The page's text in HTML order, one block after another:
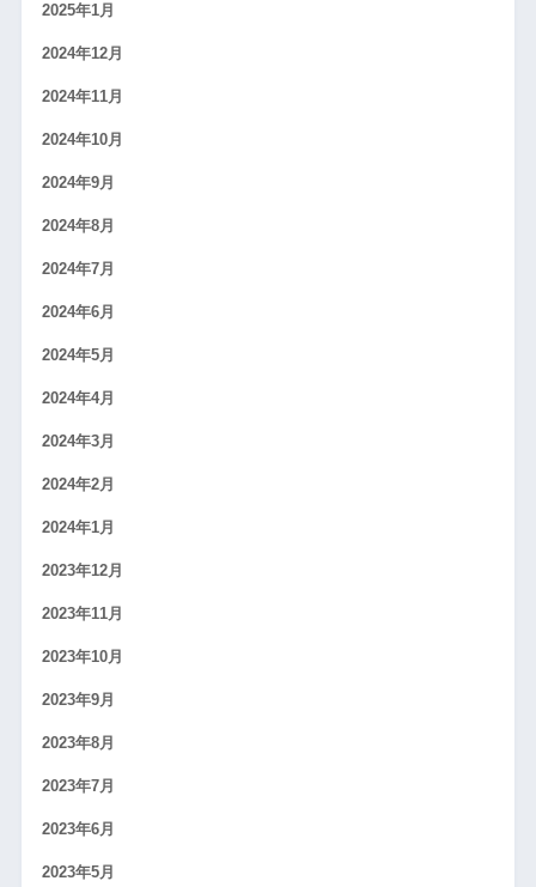
2025年1月
2024年12月
2024年11月
2024年10月
2024年9月
2024年8月
2024年7月
2024年6月
2024年5月
2024年4月
2024年3月
2024年2月
2024年1月
2023年12月
2023年11月
2023年10月
2023年9月
2023年8月
2023年7月
2023年6月
2023年5月